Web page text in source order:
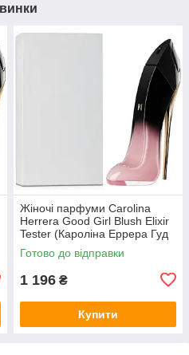
Жіночі парфуми Carolina
Herrera Good Girl Blush Elixir
Tester (Кароліна Еррера Гуд
Герл Блаш Еліксир) 80 ml/мл
Тестер
Готово до відправки
1 196 ₴
Купити